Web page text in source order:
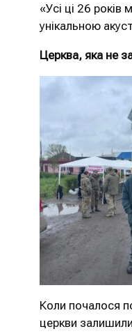
«Усі ці 26
унікальною
Церква, яка не
Коли почалося
церкви